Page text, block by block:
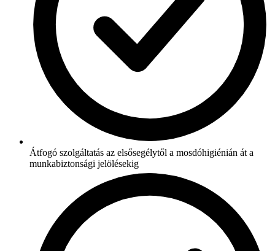
Átfogó szolgáltatás az elsősegélytől a mosdóhigiénián át a
munkabiztonsági jelölésekig